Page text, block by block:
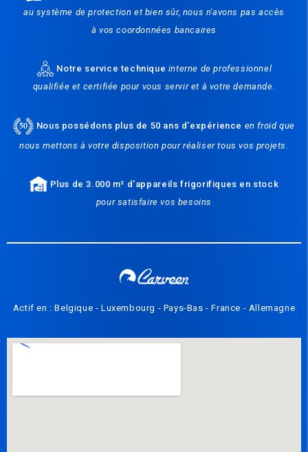
au système de protection et bien sûr, nous n'avons pas accès
à vos coordonnées bancaires
Notre service technique interne de professionnel
qualifiée et certifiée pour vous servir et à votre demande.
Nous possédons plus de 50 ans d'expérience en froid que
nous mettons à votre disposition pour réaliser tous vos projets.
Plus de 3.000 m² d'appareils frigorifiques en stock
pour satisfaire vos besoins
Actif en : Belgique - Luxembourg - Pays-Bas - France - Allemagne